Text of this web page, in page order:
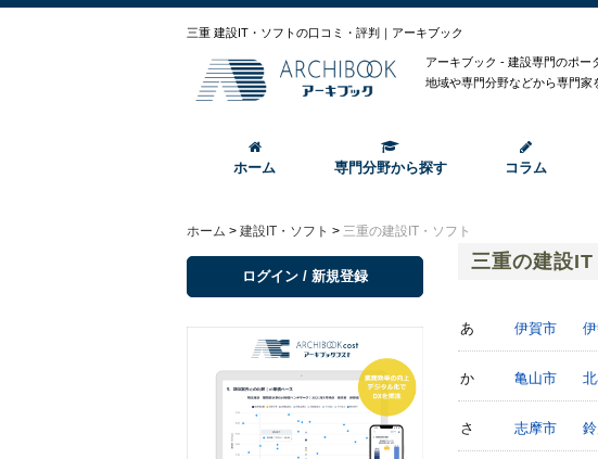
三重 建設IT・ソフトの口コミ・評判｜アーキブック
アーキブック - 建設専門のポー
地域や専門分野などから専門家
ホーム 専門分野から探す コラム
ホーム > 建設IT・ソフト > 三重の建設IT・ソフト
三重の建設
あ 伊賀市
か 亀山市
さ 志摩市
ログイン / 新規登録